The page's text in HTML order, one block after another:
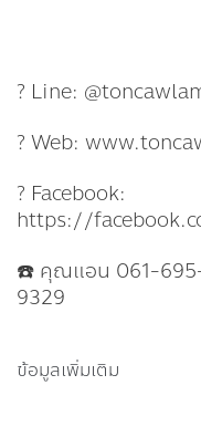
? Line:
? Web:
? Facebook:
https://
☎️ คุณแอน 061-
9329
ข้อมูลเพิ่มเติม